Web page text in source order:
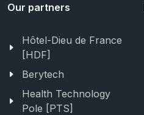
Our partners
Hôtel-Dieu de France
[HDF]
Berytech
Health Technology
Pole [PTS]